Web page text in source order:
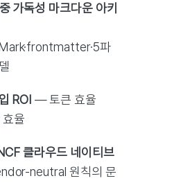
가독성 마크다운 아키
파
ROI — 토큰 효율
효율
클라우드 네이티브
neutral 원칙의 문